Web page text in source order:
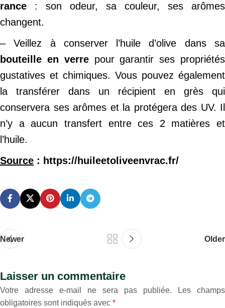
rance : son odeur, sa couleur, ses arômes
changent.
– Veillez à conserver l’huile d’olive dans sa
bouteille en verrepour garantir ses propriétés
gustatives et chimiques. Vous pouvez également
la transférer dans un récipient en grès qui
conservera ses arômes et la protégera des UV. Il
n’y a aucun transfert entre ces 2 matières et
l’huile.
Source : https://huileetoliveenvrac.fr/
Newer Older
Laisser un commentaire
Votre adresse e-mail ne sera pas publiée.
Les champs
obligatoires sont indiqués avec *